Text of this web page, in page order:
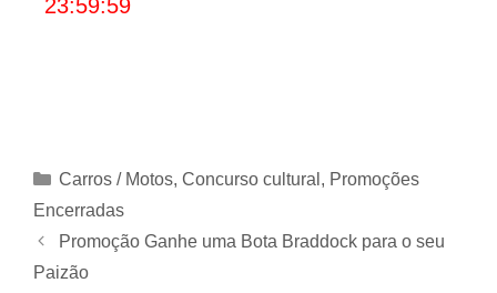
23:59:59
Categorias
Carros / Motos, Concurso cultural , Promoções
Encerradas
Promoção Ganhe uma Bota Braddock para o seu
Paizão